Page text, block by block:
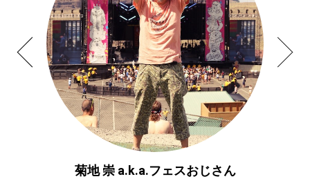
菊地 崇 a.k.a.フェスおじさん